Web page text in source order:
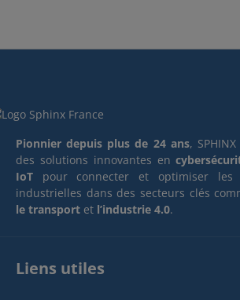
Pionnier depuis plus de 24 ans,
des solutions innovantes en
IoT pour connecter et optimiser les
industrielles dans des secteurs clés
le transport et l’industrie 4.0.
Liens utiles